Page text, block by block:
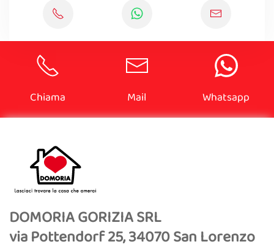
Chiama Mail Whatsapp
DOMORIA GORIZIA SRL
via Pottendorf 25, 34070 San Lorenzo